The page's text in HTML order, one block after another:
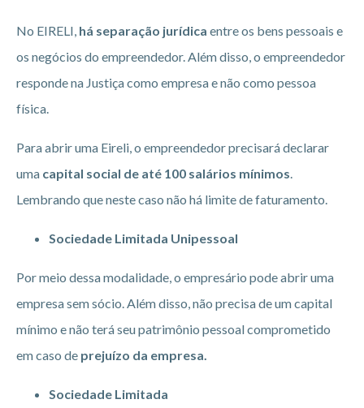
No EIRELI, há separação jurídica entre os bens pessoais e
os negócios do empreendedor. Além disso, o empreendedor
responde na Justiça como empresa e não como pessoa
física.
Para abrir uma Eireli, o empreendedor precisará declarar
uma capital social de até 100 salários mínimos
Lembrando que neste caso não há limite de faturamento.
Sociedade Limitada Unipessoal
Por meio dessa modalidade, o empresário pode abrir uma
empresa sem sócio. Além disso, não precisa de um capital
mínimo e não terá seu patrimônio pessoal comprometido
em caso de prejuízo da empresa.
Sociedade Limitada